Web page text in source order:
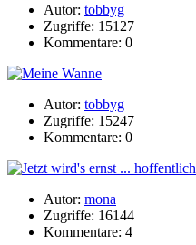
Autor: tobbyg
Zugriffe: 15127
Kommentare: 0
Autor: tobbyg
Zugriffe: 15247
Kommentare: 0
Autor: mona
Zugriffe: 16144
Kommentare: 4